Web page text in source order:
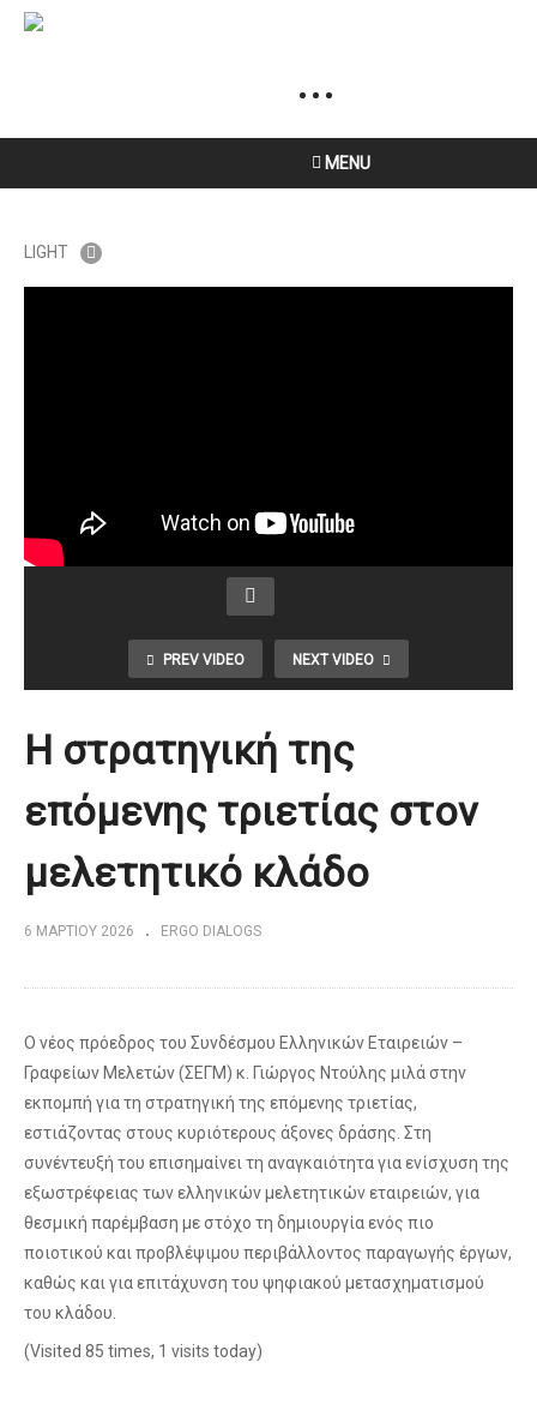
MENU
LIGHT
PREV VIDEO NEXT VIDEO
Η στρατηγική της
επόμενης τριετίας στον
μελετητικό κλάδο
6 ΜΑΡΤΊΟΥ 2026 ERGO DIALOGS
Ο νέος πρόεδρος του Συνδέσμου Ελληνικών Εταιρειών –
Γραφείων Μελετών (ΣΕΓΜ) κ. Γιώργος Ντούλης μιλά στην
εκπομπή για τη στρατηγική της επόμενης τριετίας,
εστιάζοντας στους κυριότερους άξονες δράσης. Στη
συνέντευξή του επισημαίνει τη αναγκαιότητα για ενίσχυση της
εξωστρέφειας των ελληνικών μελετητικών εταιρειών, για
θεσμική παρέμβαση με στόχο τη δημιουργία ενός πιο
ποιοτικού και προβλέψιμου περιβάλλοντος παραγωγής έργων,
καθώς και για επιτάχυνση του ψηφιακού μετασχηματισμού
του κλάδου.
(Visited 85 times, 1 visits today)